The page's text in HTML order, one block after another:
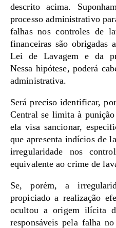
descrito acima.
processo administrativo
falhas nos controles de
financeiras são obrigadas
Lei de Lavagem e da
Nessa hipótese, poderá
administrativa.
Será preciso identificar,
Central se limita à
ela visa sancionar,
que apresenta indícios de
irregularidade nos
equivalente ao crime de
Se, porém, a
propiciado a realização
ocultou a origem ilícita
responsáveis pela falha